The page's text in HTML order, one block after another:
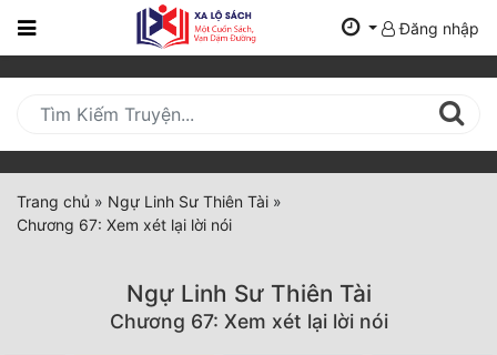
Trang
Mới
Cập
Nhật
(current)
Đăng nhập
Trang chủ » Ngự Linh Sư Thiên Tài »
Chương 67: Xem xét lại lời nói
Ngự Linh Sư Thiên Tài
Chương 67: Xem xét lại lời nói